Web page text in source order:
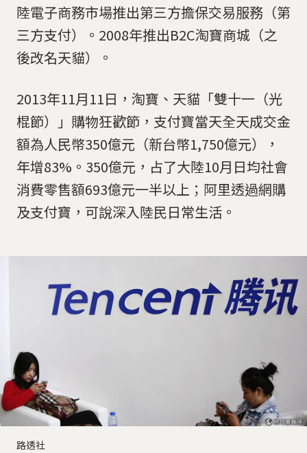
陸電子商務市場推出第三方擔保交易服務（第
三方支付）。2008年推出B2C淘寶商城（之
後改名天貓）。
2013年11月11日，淘寶、天貓「雙十一（光
棍節）」購物狂歡節，支付寶當天全天成交金
額為人民幣350億元（新台幣1,750億元），
年增83%。350億元，占了大陸10月日均社會
消費零售額693億元一半以上；阿里透過網購
及支付寶，可說深入陸民日常生活。
路透社